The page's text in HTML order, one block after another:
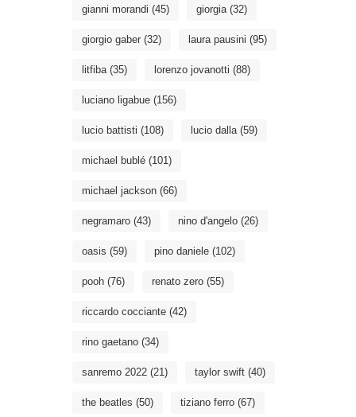
gianni morandi (45) giorgia(32)
giorgio gaber (32) laura pausini (95)
litfiba(35) lorenzo jovanotti (88)
luciano ligabue (156)
lucio battisti (108) lucio dalla(59)
michael bublé (101)
michael jackson (66)
negramaro (43) nino d'angelo (26)
oasis (59) pino daniele (102)
pooh (76) renato zero (55)
riccardo cocciante (42)
rino gaetano (34)
sanremo 2022 (21) taylor swift (40)
the beatles (50) tiziano ferro (67)